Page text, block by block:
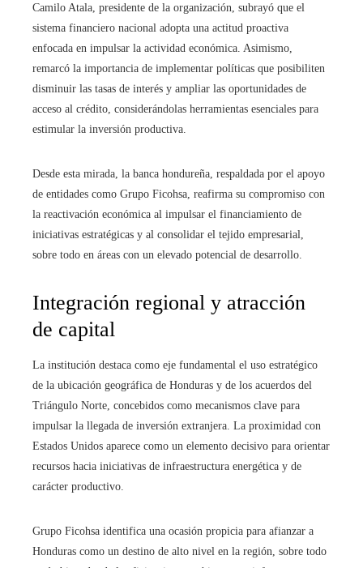
Camilo Atala, presidente de la organización, subrayó que el
sistema financiero nacional adopta una actitud proactiva
enfocada en impulsar la actividad económica. Asimismo,
remarcó la importancia de implementar políticas que posibiliten
disminuir las tasas de interés y ampliar las oportunidades de
acceso al crédito, considerándolas herramientas esenciales para
estimular la inversión productiva.
Desde esta mirada, la banca hondureña, respaldada por el apoyo
de entidades como Grupo Ficohsa, reafirma su compromiso con
la reactivación económica al impulsar el financiamiento de
iniciativas estratégicas y al consolidar el tejido empresarial,
sobre todo en áreas con un elevado potencial de desarrollo.
Integración regional y atracción
de capital
La institución destaca como eje fundamental el uso estratégico
de la ubicación geográfica de Honduras y de los acuerdos del
Triángulo Norte, concebidos como mecanismos clave para
impulsar la llegada de inversión extranjera. La proximidad con
Estados Unidos aparece como un elemento decisivo para orientar
recursos hacia iniciativas de infraestructura energética y de
carácter productivo.
Grupo Ficohsa identifica una ocasión propicia para afianzar a
Honduras como un destino de alto nivel en la región, sobre todo